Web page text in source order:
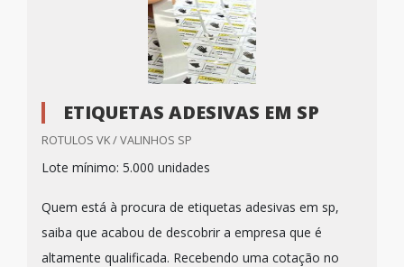
ETIQUETAS ADESIVAS EM SP
ROTULOS VK / VALINHOS SP
Lote mínimo: 5.000 unidades
Quem está à procura de etiquetas adesivas em sp,
saiba que acabou de descobrir a empresa que é
altamente qualificada. Recebendo uma cotação no